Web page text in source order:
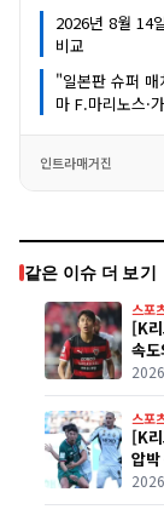
2026년 8월 14
비교
"일본판 슈퍼
마 F.마리노스·
인트라매거진
같은 이슈 더 보기
스포
[K
속
스포
[K
압